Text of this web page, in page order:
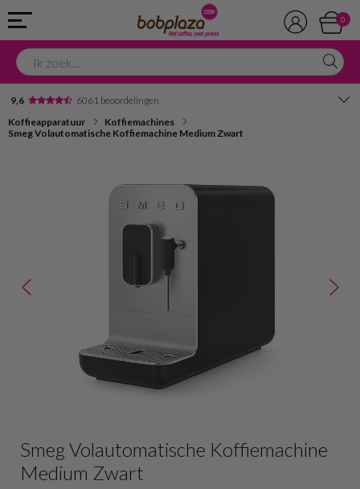
0
9,6 6061 beoordelingen
Avondbezorging
Koffieapparatuur
Koffiemachines
Smeg Volautomatische Koffiemachine Medium Zwart
Smeg Volautomatische Koffiemachine
Medium Zwart